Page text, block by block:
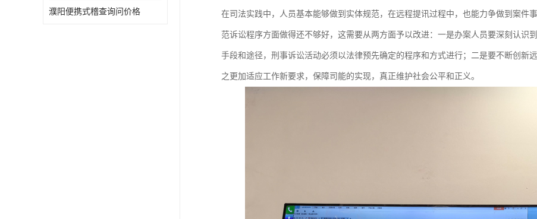
濮阳便携式稽查询问价格 在司法实践中，人员基本能够做到实体规范，在远程提讯过程中，也能力争做到案件
范诉讼程序方面做得还不够好，这需要从两方面予以改进：一是办案人员要深刻认识
手段和途径，刑事诉讼活动必须以法律预先确定的程序和方式进行；二是要不断创新
之更加适应工作新要求，保障司能的实现，真正维护社会公平和正义。